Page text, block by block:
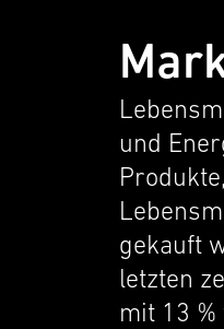
und
gekauft
letzten
mit 13